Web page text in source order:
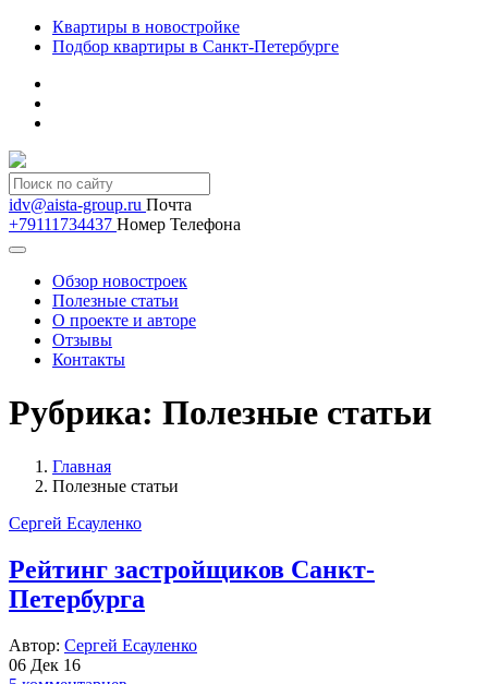
Квартиры в новостройке
Подбор квартиры в Санкт-Петербурге
idv@aista-group.ru Почта
+79111734437 Номер Телефона
Обзор новостроек
Полезные статьи
О проекте и авторе
Отзывы
Контакты
Рубрика: Полезные статьи
Главная
Полезные статьи
Сергей Есауленко
Рейтинг застройщиков Санкт-
Петербурга
Автор: Сергей Есауленко
06 Дек 16